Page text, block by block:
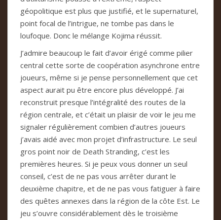
géopolitique est plus que justifié, et le supernaturel,
point focal de l’intrigue, ne tombe pas dans le
loufoque. Donc le mélange Kojima réussit.
J’admire beaucoup le fait d’avoir érigé comme pilier
central cette sorte de coopération asynchrone entre
joueurs, même si je pense personnellement que cet
aspect aurait pu être encore plus développé. J’ai
reconstruit presque l’intégralité des routes de la
région centrale, et c’était un plaisir de voir le jeu me
signaler régulièrement combien d’autres joueurs
j’avais aidé avec mon projet d’infrastructure. Le seul
gros point noir de Death Stranding, c’est les
premières heures. Si je peux vous donner un seul
conseil, c’est de ne pas vous arrêter durant le
deuxième chapitre, et de ne pas vous fatiguer à faire
des quêtes annexes dans la région de la côte Est. Le
jeu s’ouvre considérablement dès le troisième